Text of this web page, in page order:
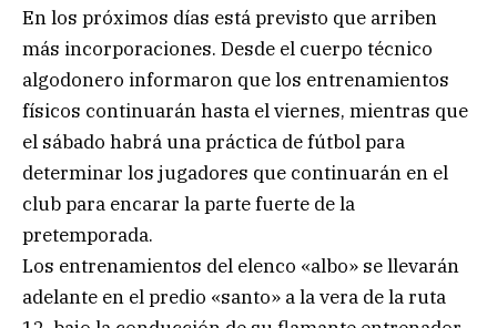
En los próximos días está previsto que arriben
más incorporaciones. Desde el cuerpo técnico
algodonero informaron que los entrenamientos
físicos continuarán hasta el viernes, mientras que
el sábado habrá una práctica de fútbol para
determinar los jugadores que continuarán en el
club para encarar la parte fuerte de la
pretemporada.
Los entrenamientos del elenco «albo» se llevarán
adelante en el predio «santo» a la vera de la ruta